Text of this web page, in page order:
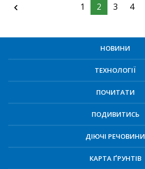
1 2 3 4
НОВИНИ
ТЕХНОЛОГІЇ
ПОЧИТАТИ
ПОДИВИТИСЬ
ДІЮЧІ РЕЧОВИНИ
КАРТА ҐРУНТІВ